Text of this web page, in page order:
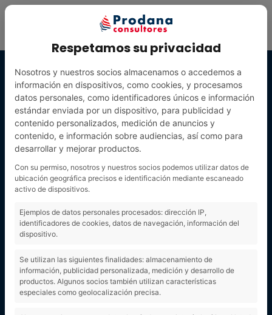
DEPORTE
Respetamos su privacidad
Nosotros y nuestros socios almacenamos o accedemos a
información en dispositivos, como cookies, y procesamos
datos personales, como identificadores únicos e información
estándar enviada por un dispositivo, para publicidad y
contenido personalizados, medición de anuncios y
contenido, e información sobre audiencias, así como para
desarrollar y mejorar productos.
Con su permiso, nosotros y nuestros socios podemos utilizar datos de
ubicación geográfica precisos e identificación mediante escaneado
activo de dispositivos.
Ejemplos de datos personales procesados: dirección IP,
identificadores de cookies, datos de navegación, información del
dispositivo.
Se utilizan las siguientes finalidades: almacenamiento de
información, publicidad personalizada, medición y desarrollo de
productos. Algunos socios también utilizan características
especiales como geolocalización precisa.